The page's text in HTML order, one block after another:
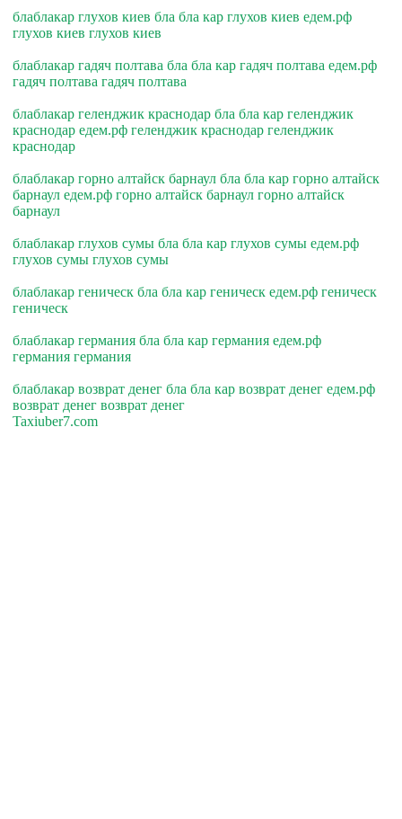
блаблакар глухов киев бла бла кар глухов киев едем.рф
глухов киев глухов киев
блаблакар гадяч полтава бла бла кар гадяч полтава едем.рф
гадяч полтава гадяч полтава
блаблакар геленджик краснодар бла бла кар геленджик
краснодар едем.рф геленджик краснодар геленджик
краснодар
блаблакар горно алтайск барнаул бла бла кар горно алтайск
барнаул едем.рф горно алтайск барнаул горно алтайск
барнаул
блаблакар глухов сумы бла бла кар глухов сумы едем.рф
глухов сумы глухов сумы
блаблакар геническ бла бла кар геническ едем.рф геническ
геническ
блаблакар германия бла бла кар германия едем.рф
германия германия
блаблакар возврат денег бла бла кар возврат денег едем.рф
возврат денег возврат денег
Taxiuber7.com